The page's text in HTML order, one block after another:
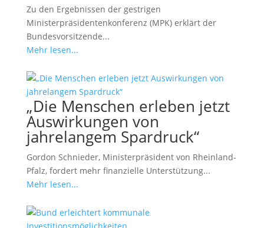
Zu den Ergebnissen der gestrigen
Ministerpräsidentenkonferenz (MPK) erklärt der
Bundesvorsitzende...
Mehr lesen...
„Die Menschen erleben jetzt
Auswirkungen von
jahrelangem Spardruck“
Gordon Schnieder, Ministerpräsident von Rheinland-
Pfalz, fordert mehr finanzielle Unterstützung...
Mehr lesen...